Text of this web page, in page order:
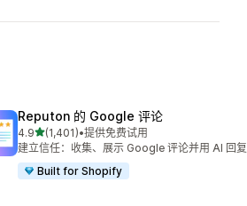
Reputon 的 Google 评论
4.9星（满分 5 星）
(1,401)
总共 1401 条评论
•提供免费试用
建立信任：收集、展示 Google 评论并用 AI 回复
Built for Shopify